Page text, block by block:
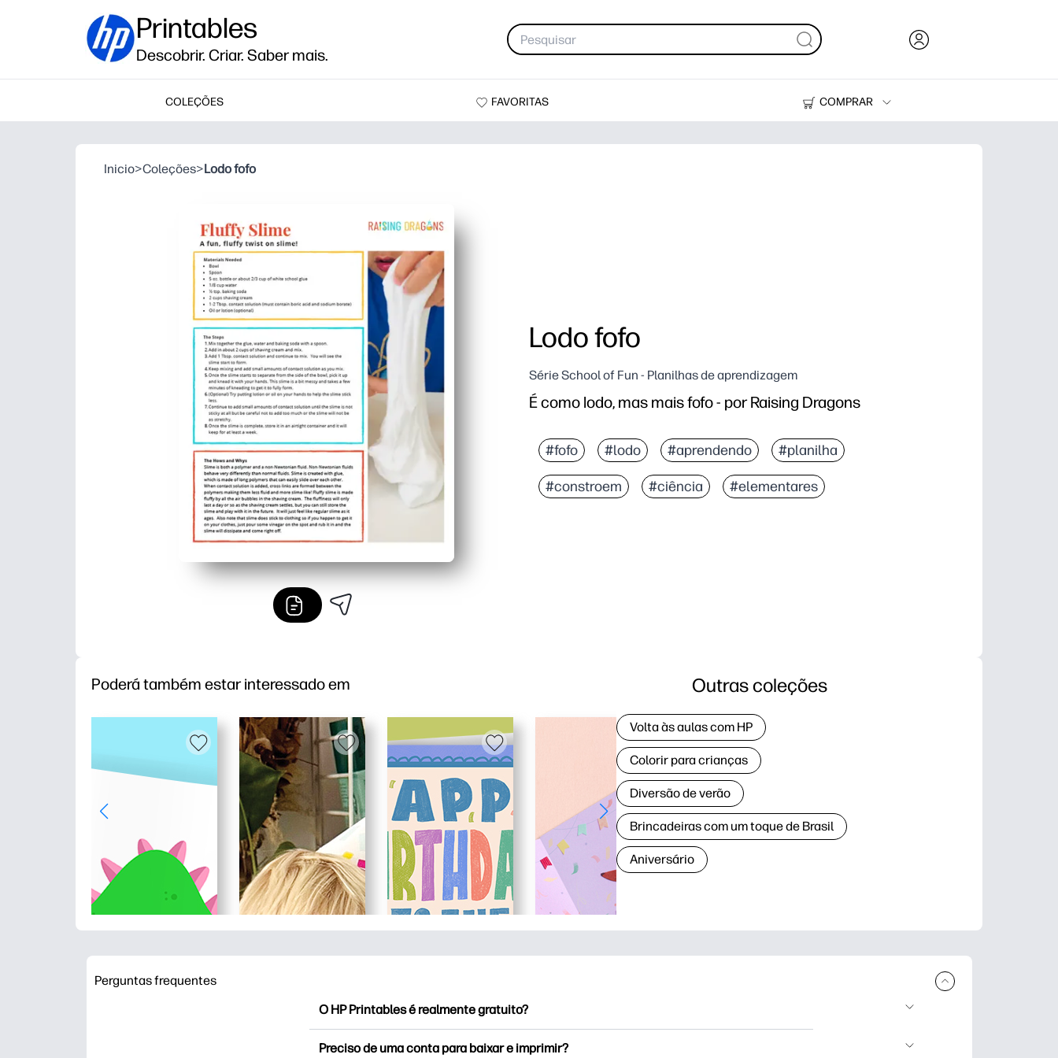
Printables
Descobrir. Criar. Saber mais.
COLEÇÕES FAVORITAS
COMPRAR
Suprimentos
Inicio>Coleções>Lodo fofo
Lodo fofo
Série School of Fun - Planilhas de aprendizagem
É como lodo, mas mais fofo - por Raising Dragons
#fofo #lodo #aprendendo #planilha
#constroem #ciência #elementares
Poderá também estar interessado em Outras coleções
Volta às aulas com HP
Colorir para crianças
Diversão de verão
Brincadeiras com um toque de Brasil
Aniversário
Perguntas frequentes
O HP Printables é realmente gratuito?
Preciso de uma conta para baixar e imprimir?